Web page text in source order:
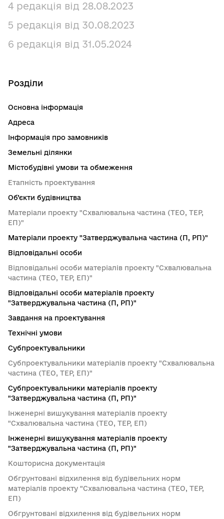
4 редакція від 28.08.2023
5 редакція від 30.08.2023
6 редакція від 31.05.2024
Розділи
Основна інформація
Адреса
Інформація про замовників
Земельні ділянки
Містобудівні умови та обмеження
Етапність проектування
Об’єкти будівництва
Матеріали проекту "Схвалювальна частина (ТЕО, ТЕР,
ЕП)"
Матеріали проекту "Затверджувальна частина (П, РП)"
Відповідальні особи
Відповідальні особи матеріалів проекту "Схвалювальна
частина (ТЕО, ТЕР, ЕП)"
Відповідальні особи матеріалів проекту
"Затверджувальна частина (П, РП)"
Завдання на проектування
Технічні умови
Субпроектувальники
Субпроектувальники матеріалів проекту "Схвалювальна
частина (ТЕО, ТЕР, ЕП)"
Субпроектувальники матеріалів проекту
"Затверджувальна частина (П, РП)"
Інженерні вишукування матеріалів проекту
"Схвалювальна частина (ТЕО, ТЕР, ЕП)
Інженерні вишукування матеріалів проекту
"Затверджувальна частина (П, РП)"
Кошторисна документація
Обгрунтовані відхилення від будівельних норм
матеріалів проекту "Схвалювальна частина (ТЕО, ТЕР,
ЕП)
Обгрунтовані відхилення від будівельних норм